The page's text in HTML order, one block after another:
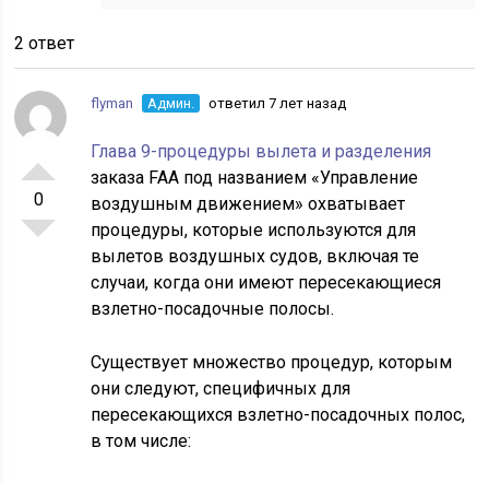
2 ответ
0
flyman Админ. ответил 7 лет назад
Глава 9-процедуры вылета и разделения
заказа FAA под названием «Управление
воздушным движением» охватывает
процедуры, которые используются для
вылетов воздушных судов, включая те
случаи, когда они имеют пересекающиеся
взлетно-посадочные полосы.
Существует множество процедур, которым
они следуют, специфичных для
пересекающихся взлетно-посадочных полос,
в том числе: